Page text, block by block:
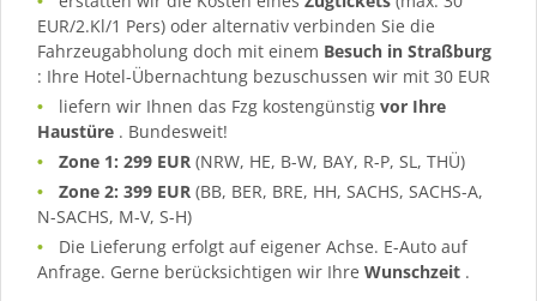
EUR/2.Kl/1 Pers) oder alternativ verbinden Sie die
Fahrzeugabholung doch mit einem Besuch in Straßburg
: Ihre Hotel-Übernachtung bezuschussen wir mit 30 EUR
liefern wir Ihnen das Fzg kostengünstigvor Ihre
Haustüre . Bundesweit!
Zone 1: 299 EUR (NRW, HE, B-W, BAY, R-P, SL, THÜ)
Zone 2: 399 EUR (BB, BER, BRE, HH, SACHS, SACHS-A,
N-SACHS, M-V, S-H)
Die Lieferung erfolgt auf eigener Achse. E-Auto auf
Anfrage. Gerne berücksichtigen wir Ihre Wunschzeit .